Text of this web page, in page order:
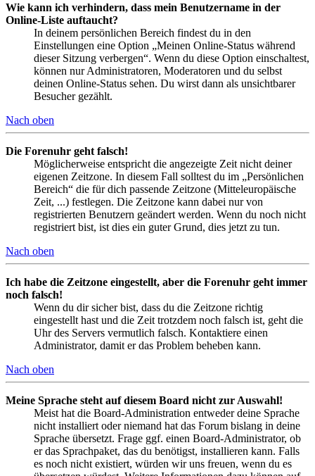
Wie kann ich verhindern, dass mein Benutzername in der
Online-Liste auftaucht?
In deinem persönlichen Bereich findest du in den
Einstellungen eine Option „Meinen Online-Status während
dieser Sitzung verbergen“. Wenn du diese Option einschaltest,
können nur Administratoren, Moderatoren und du selbst
deinen Online-Status sehen. Du wirst dann als unsichtbarer
Besucher gezählt.
Nach oben
Die Forenuhr geht falsch!
Möglicherweise entspricht die angezeigte Zeit nicht deiner
eigenen Zeitzone. In diesem Fall solltest du im „Persönlichen
Bereich“ die für dich passende Zeitzone (Mitteleuropäische
Zeit, ...) festlegen. Die Zeitzone kann dabei nur von
registrierten Benutzern geändert werden. Wenn du noch nicht
registriert bist, ist dies ein guter Grund, dies jetzt zu tun.
Nach oben
Ich habe die Zeitzone eingestellt, aber die Forenuhr geht immer
noch falsch!
Wenn du dir sicher bist, dass du die Zeitzone richtig
eingestellt hast und die Zeit trotzdem noch falsch ist, geht die
Uhr des Servers vermutlich falsch. Kontaktiere einen
Administrator, damit er das Problem beheben kann.
Nach oben
Meine Sprache steht auf diesem Board nicht zur Auswahl!
Meist hat die Board-Administration entweder deine Sprache
nicht installiert oder niemand hat das Forum bislang in deine
Sprache übersetzt. Frage ggf. einen Board-Administrator, ob
er das Sprachpaket, das du benötigst, installieren kann. Falls
es noch nicht existiert, würden wir uns freuen, wenn du es